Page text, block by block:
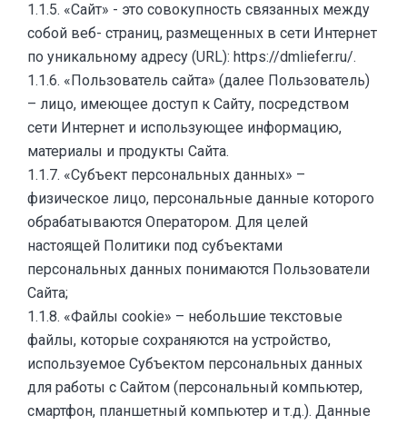
1.1.5. «Сайт» - это совокупность связанных между
собой веб- страниц, размещенных в сети Интернет
по уникальному адресу (URL): https://dmliefer.ru/.
1.1.6. «Пользователь сайта» (далее Пользователь)
– лицо, имеющее доступ к Сайту, посредством
сети Интернет и использующее информацию,
материалы и продукты Сайта.
1.1.7. «Субъект персональных данных» –
физическое лицо, персональные данные которого
обрабатываются Оператором. Для целей
настоящей Политики под субъектами
персональных данных понимаются Пользователи
Cайта;
1.1.8. «Файлы cookie» – небольшие текстовые
файлы, которые сохраняются на устройство,
используемое Субъектом персональных данных
для работы с Сайтом (персональный компьютер,
смартфон, планшетный компьютер и т.д.). Данные